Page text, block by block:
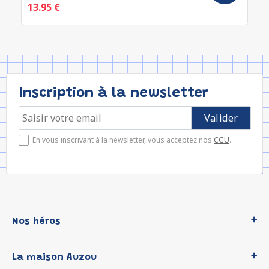
13.95 €
Inscription à la newsletter
En vous inscrivant à la newsletter, vous acceptez nos CGU.
Nos héros
P'tit Loup
La maison Auzou